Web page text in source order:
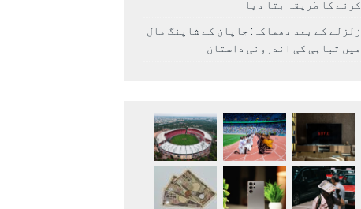
کرنے کا طریقہ بتا دیا
زلزلے کے بعد دھماکہ: جاپان کے شاپنگ مال
میں تباہی کی اندرونی داستان